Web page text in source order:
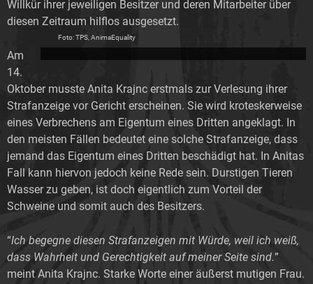
Willkür ihrer jeweiligen Besitzer und deren Mitarbeiter über
diesen Zeitraum hilflos ausgesetzt.
Foto: TPS, AnimaEquality
Am
14.
Oktober musste Anita Krajnc erstmals zur Verlesung ihrer
Strafanzeige vor Gericht erscheinen. Sie wird kroteskerweise
eines Verbrechens am Eigentum eines Dritten angeklagt. In
den meisten Fällen bedeutet eine solche Strafanzeige, dass
jemand das Eigentum eines Dritten beschädigt hat. In Anitas
Fall kann hiervon jedoch keine Rede sein. Durstigen Tieren
Wasser zu geben, ist doch eigentlich zum Vorteil der
Schweine und somit auch des Besitzers.
“Ich begegne diesen Strafanzeigen mit Würde, weil ich weiß,
dass Wahrheit und Gerechtigkeit auf meiner Seite sind.”
meint Anita Krajnc. Starke Worte einer äußerst mutigen Frau.